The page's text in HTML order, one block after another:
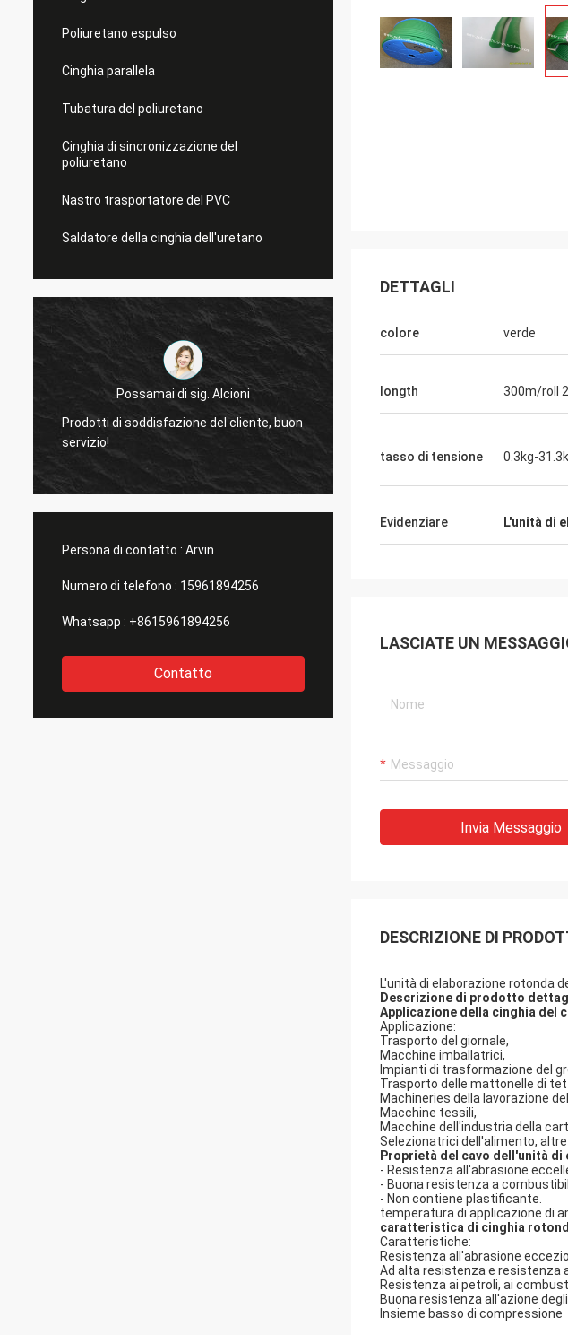
Poliuretano espulso
Cinghia parallela
Tubatura del poliuretano
Cinghia di sincronizzazione del
poliuretano
Nastro trasportatore del PVC
Saldatore della cinghia dell'uretano
buon
Mr.Mike
molto siamo impressionati con la qualità
delle cinghie che avete prodotto.
Sig.
Persona di contatto : Arvin
Numero di telefono : 15961894256
Whatsapp : +8615961894256
Contatto
DETTAGLI
colore verde
longth 300m/roll
tasso di tensione 0.3kg-
Evidenziare L'unità di
LASCIATE UN
Invia Messaggio
DESCRIZIONE DI
L'unità di elaborazione rotonda
Descrizione di prodotto
Applicazione della cinghia del
Applicazione:
Trasporto del giornale,
Macchine imballatrici,
Impianti di trasformazione del
Trasporto delle mattonelle di
Machineries della lavorazione
Macchine tessili,
Macchine dell'industria della
Selezionatrici dell'alimento,
Proprietà del cavo dell'unità di
- Resistenza all'abrasione
- Buona resistenza a
- Non contiene plastificante.
temperatura di applicazione di
caratteristica di cinghia
Caratteristiche:
Resistenza all'abrasione
Ad alta resistenza e resistenza
Resistenza ai petroli, ai
Buona resistenza all'azione
Insieme basso di compressione